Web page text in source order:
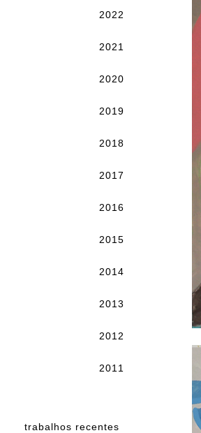
2022
2021
2020
2019
2018
2017
2016
2015
2014
2013
2012
2011
trabalhos recentes